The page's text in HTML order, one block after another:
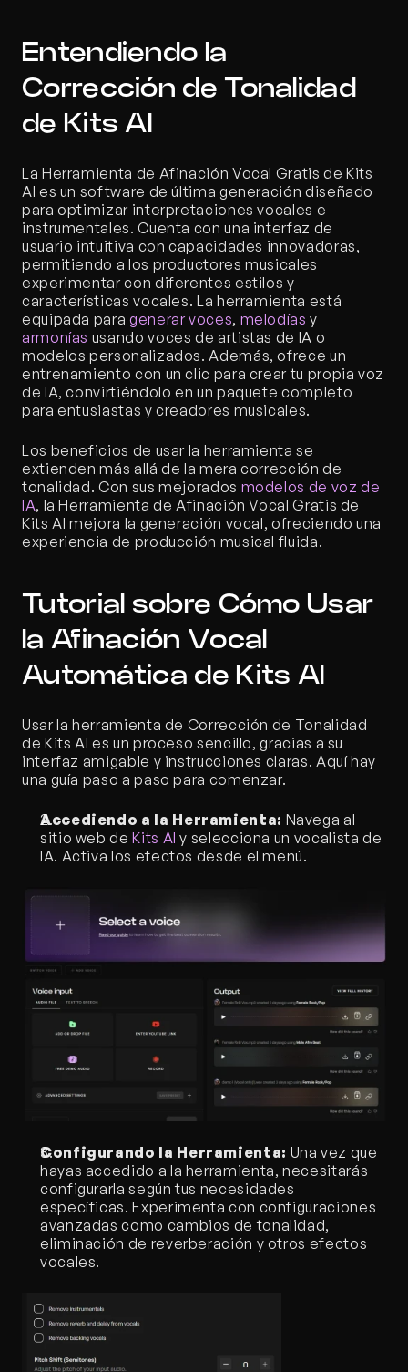
Entendiendo la
Corrección de Tonalidad
de Kits AI
La Herramienta de Afinación Vocal Gratis de Kits
AI es un software de última generación diseñado
para optimizar interpretaciones vocales e
instrumentales. Cuenta con una interfaz de
usuario intuitiva con capacidades innovadoras,
permitiendo a los productores musicales
experimentar con diferentes estilos y
características vocales. La herramienta está
equipada para generar voces, melodías
armonías usando voces de artistas de IA o
modelos personalizados. Además, ofrece un
entrenamiento con un clic para crear tu propia voz
de IA, convirtiéndolo en un paquete completo
para entusiastas y creadores musicales.
Los beneficios de usar la herramienta se
extienden más allá de la mera corrección de
tonalidad. Con sus mejorados modelos de voz de
IA, la Herramienta de Afinación Vocal Gratis de
Kits AI mejora la generación vocal, ofreciendo una
experiencia de producción musical fluida.
Tutorial sobre Cómo Usar
la Afinación Vocal
Automática de Kits AI
Usar la herramienta de Corrección de Tonalidad
de Kits AI es un proceso sencillo, gracias a su
interfaz amigable y instrucciones claras. Aquí hay
una guía paso a paso para comenzar.
Accediendo a la Herramienta: Navega al
sitio web de Kits AI y selecciona un vocalista de
IA. Activa los efectos desde el menú.
Configurando la Herramienta: Una vez que
hayas accedido a la herramienta, necesitarás
configurarla según tus necesidades
específicas. Experimenta con configuraciones
avanzadas como cambios de tonalidad,
eliminación de reverberación y otros efectos
vocales.